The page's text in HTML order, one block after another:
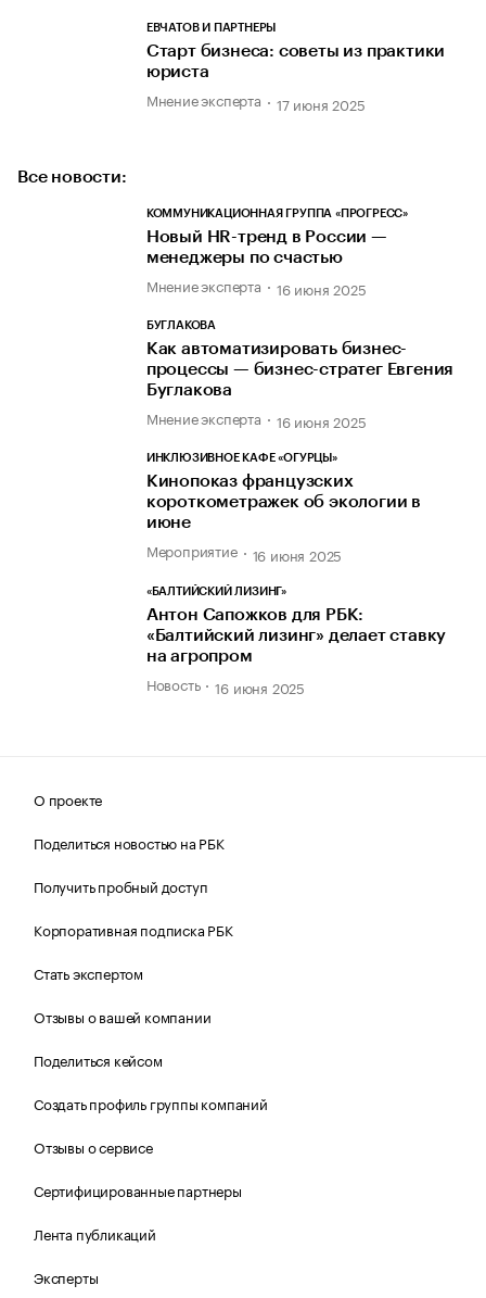
ЕВЧАТОВ И ПАРТНЕРЫ
Старт бизнеса: советы из практики
юриста
Мнение эксперта 17 июня 2025
Все новости:
КОММУНИКАЦИОННАЯ ГРУППА «ПРОГРЕСС»
Новый HR-тренд в России —
менеджеры по счастью
Мнение эксперта 16 июня 2025
БУГЛАКОВА
Как автоматизировать бизнес-
процессы — бизнес-стратег Евгения
Буглакова
Мнение эксперта 16 июня 2025
ИНКЛЮЗИВНОЕ КАФЕ «ОГУРЦЫ»
Кинопоказ французских
короткометражек об экологии в
июне
Мероприятие 16 июня 2025
«БАЛТИЙСКИЙ ЛИЗИНГ»
Антон Сапожков для РБК:
«Балтийский лизинг» делает ставку
на агропром
Новость 16 июня 2025
О проекте
Поделиться новостью на РБК
Получить пробный доступ
Корпоративная подписка РБК
Стать экспертом
Отзывы о вашей компании
Поделиться кейсом
Создать профиль группы компаний
Отзывы о сервисе
Сертифицированные партнеры
Лента публикаций
Эксперты